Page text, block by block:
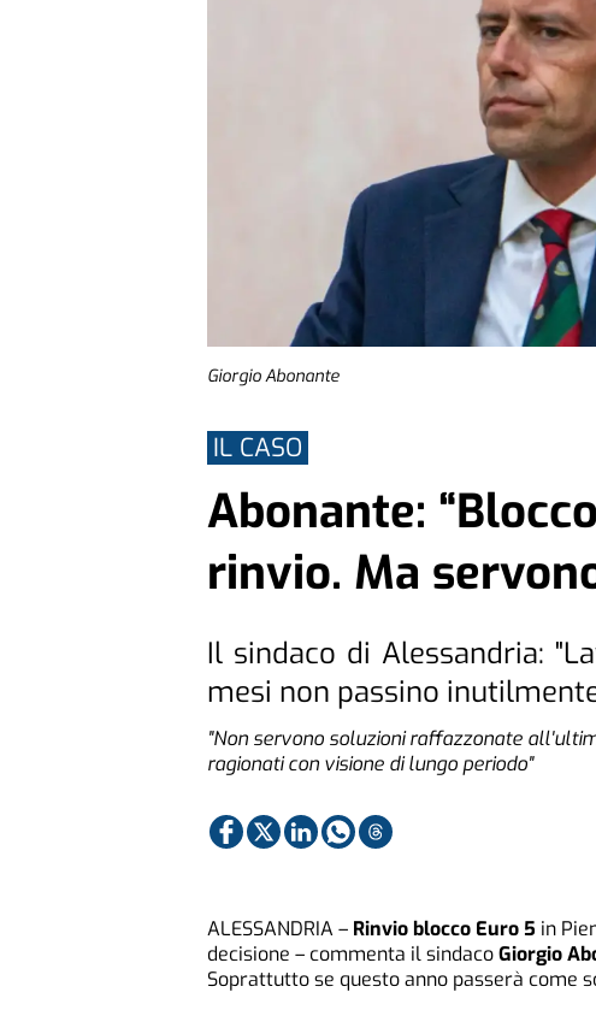
Giorgio Abonante
IL CASO
Abonante:
rinvio. Ma
Il sindaco di Alessandria:
mesi non passino
"Non servono soluzioni raffazzonate
ragionati con visione di lungo periodo"
ALESSANDRIA – Rinvio blocco Euro 5 in
decisione – commenta il sindacoGiorgio
Soprattutto se questo anno passerà come